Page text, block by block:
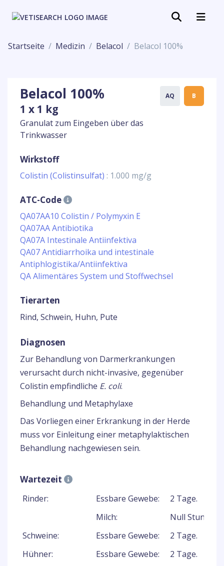
Startseite Medizin Belacol Belacol 100%
Belacol 100%
1 x 1 kg
Granulat zum Eingeben über das
Trinkwasser
AQ B
Wirkstoff
Colistin (Colistinsulfat) : 1.000 mg/g
ATC-Code
QA07AA10 Colistin / Polymyxin E
QA07AA Antibiotika
QA07A Intestinale Antiinfektiva
QA07 Antidiarrhoika und intestinale
Antiphlogistika/Antiinfektiva
QA Alimentäres System und Stoffwechsel
Tierarten
Rind, Schwein, Huhn, Pute
Diagnosen
Zur Behandlung von Darmerkrankungen
verursacht durch nicht-invasive, gegenüber
Colistin empfindliche E. coli.
Behandlung und Metaphylaxe
Das Vorliegen einer Erkrankung in der Herde
muss vor Einleitung einer metaphylaktischen
Behandlung nachgewiesen sein.
Wartezeit
Rinder: Essbare Gewebe:
2 Tage.
Milch:
Null Stunden.
Schweine:
Essbare Gewebe:
2 Tage.
Hühner:
Essbare Gewebe:
2 Tage.